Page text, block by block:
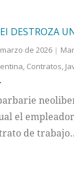
DESTROZA
de 2026
, Contratos,
el
de